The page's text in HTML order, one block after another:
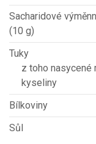
Sacharidové
(10 g)
Tuky
z toho nasycené
kyseliny
Bílkoviny
Sůl